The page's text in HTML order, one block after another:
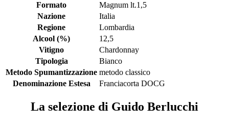
Formato
Magnum lt.1,5
Nazione
Italia
Regione
Lombardia
Alcool (%)
12,5
Vitigno
Chardonnay
Tipologia
Bianco
Metodo Spumantizzazione metodo classico
Denominazione Estesa
Franciacorta DOCG
La selezione di Guido Berlucchi